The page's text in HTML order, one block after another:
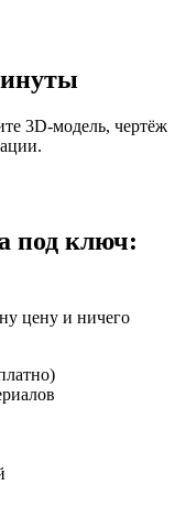
3D-модель, чертёж
под ключ:
цену и ничего